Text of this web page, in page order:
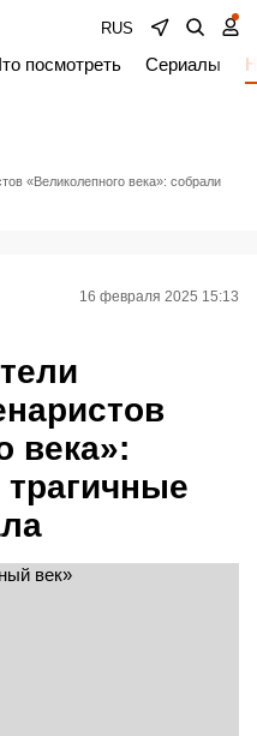
RUS
посмотреть Сериалы
«Великолепного века»: собрали
века»:
16 февраля 2025 15:13